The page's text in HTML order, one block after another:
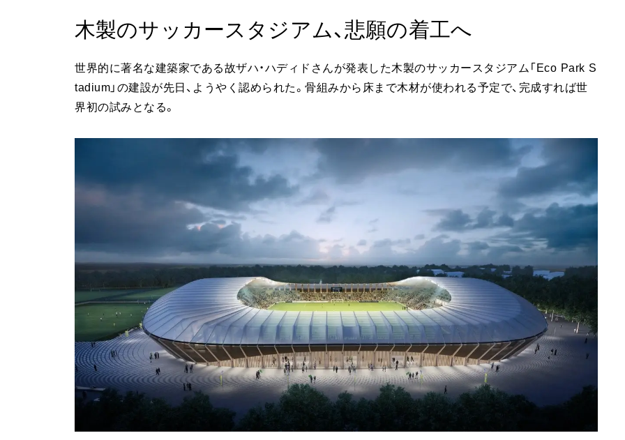
木製のサッカースタジアム、悲願の着工へ
世界的に著名な建築家である故ザハ・ハディドさんが発表した木製のサッカースタジアム「Eco Park S
tadium」の建設が先日、ようやく認められた。骨組みから床まで木材が使われる予定で、完成すれば世
界初の試みとなる。